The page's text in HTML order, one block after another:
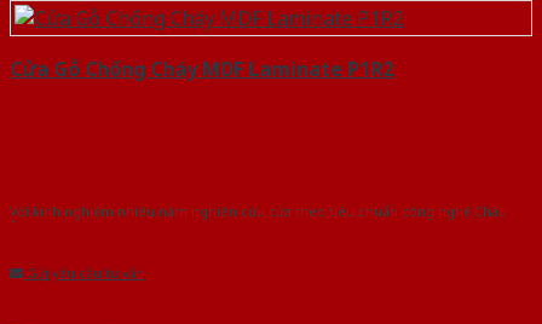
Cửa Gỗ Chống Cháy MDF Laminate P1R2
Với kinh nghiệm nhiêu năm nghiên cứu cửa theo tiêu chuẩn công nghệ Châu
Gửi yêu cầu tư vấn